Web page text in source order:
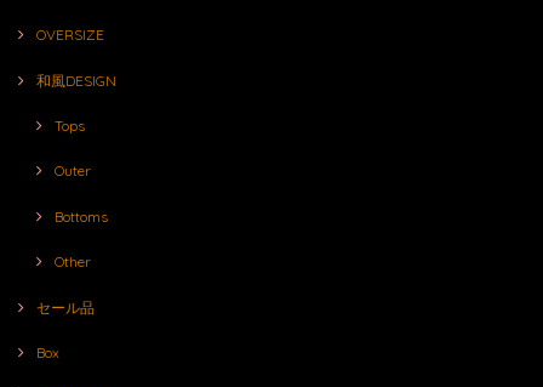
OVERSIZE
和風DESIGN
Tops
Outer
Bottoms
Other
セール品
Box